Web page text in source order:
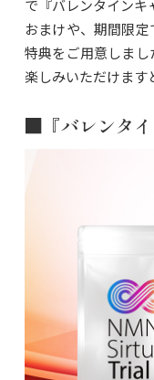
で『バレンタインキ
おまけや、期間限
特典をご用意しま
楽しみいただけます
■『バレンタ